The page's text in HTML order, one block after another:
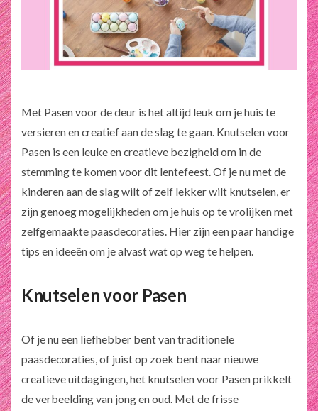
Met Pasen voor de deur is het altijd leuk om je huis te
versieren en creatief aan de slag te gaan. Knutselen voor
Pasen is een leuke en creatieve bezigheid om in de
stemming te komen voor dit lentefeest. Of je nu met de
kinderen aan de slag wilt of zelf lekker wilt knutselen, er
zijn genoeg mogelijkheden om je huis op te vrolijken met
zelfgemaakte paasdecoraties. Hier zijn een paar handige
tips en ideeën om je alvast wat op weg te helpen.
Knutselen voor Pasen
Of je nu een liefhebber bent van traditionele
paasdecoraties, of juist op zoek bent naar nieuwe
creatieve uitdagingen, het knutselen voor Pasen prikkelt
de verbeelding van jong en oud. Met de frisse